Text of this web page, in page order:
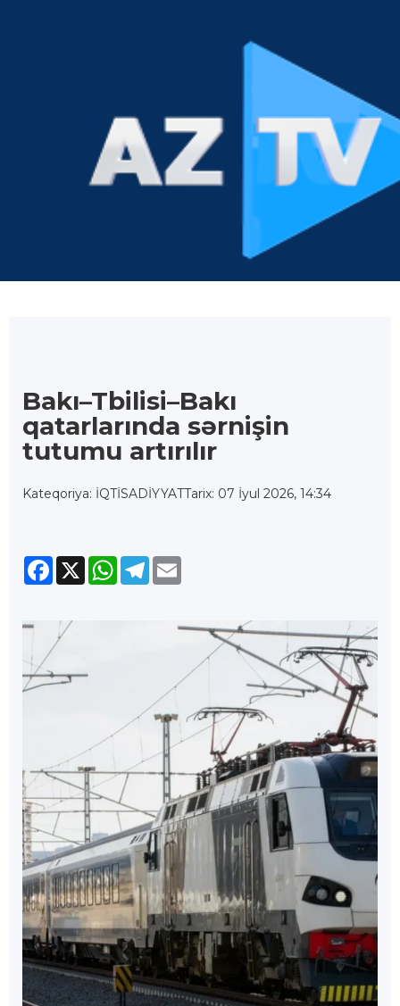
Bakı–Tbilisi–Bakı
qatarlarında sərnişin
tutumu artırılır
Kateqoriya: İQTİSADİYYATTarix: 07 İyul 2026, 14:34
Facebook
X WhatsApp
Telegram